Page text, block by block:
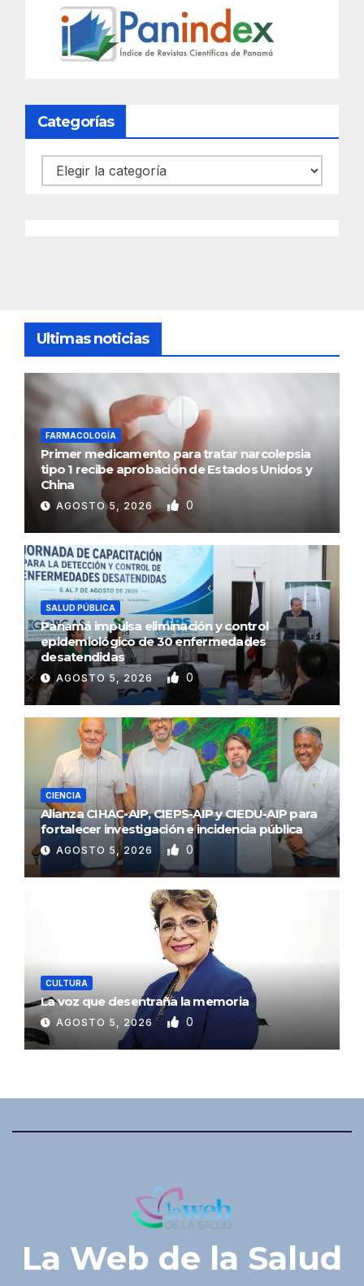
Categorías
Categorías
Ultimas noticias
FARMACOLOGÍA
Primer medicamento para tratar narcolepsia
tipo 1 recibe aprobación de Estados Unidos y
China
AGOSTO 5, 2026 0
SALUD PÚBLICA
Panamá impulsa eliminación y control
epidemiológico de 30 enfermedades
desatendidas
AGOSTO 5, 2026 0
CIENCIA
Alianza CIHAC-AIP, CIEPS-AIP y CIEDU-AIP para
fortalecer investigación e incidencia pública
AGOSTO 5, 2026 0
CULTURA
La voz que desentraña la memoria
AGOSTO 5, 2026 0
La Web de la Salud